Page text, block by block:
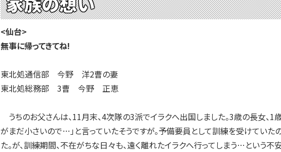
<仙台>
無事に帰ってきてね!
東北処通信部 今野 洋2曹の妻
東北処総務部 3曹 今野 正恵
うちのお父さんは、11月末、4次隊の3派でイラクへ出国しました。3歳の長女、
がまだ小さいので…」と言っていたそうですが。予備要員として訓練を受けていた
た。が、訓練期間、不在がちな日々も、遠く離れたイラクへ行ってしまう…という